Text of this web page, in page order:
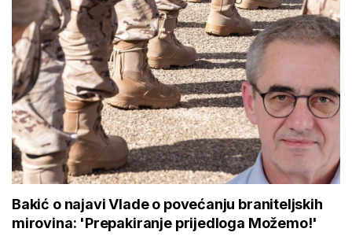
Bakić o najavi Vlade o povećanju braniteljskih
mirovina: 'Prepakiranje prijedloga Možemo!'